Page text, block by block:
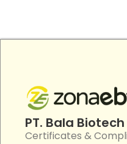
PT. Bala
Certificates &